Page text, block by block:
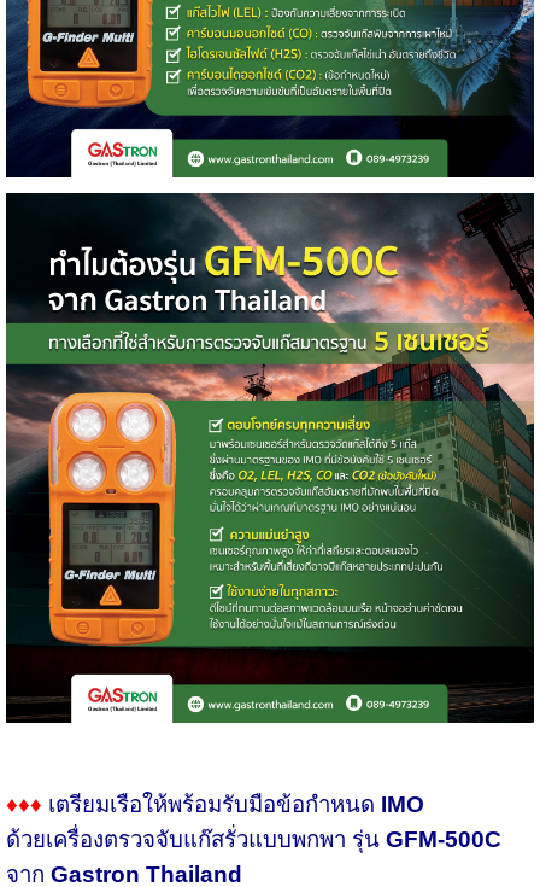
♦♦♦ เตรียมเรือให้พร้อมรับมือข้อกำหนด IMO
ด้วยเครื่องตรวจจับแก๊สรั่วแบบพกพา รุ่น GFM-500C
จาก Gastron Thailand